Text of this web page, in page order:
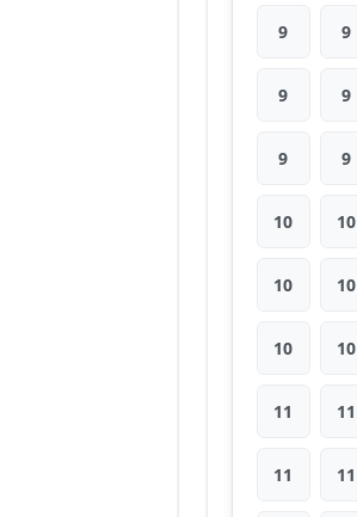
9 9
9 9
9 9
10 10
10 10
10 10
11 11
11 11